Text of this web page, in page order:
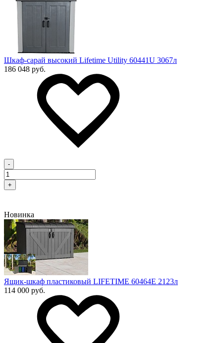
Шкаф-сарай высокий Lifetime Utility 60441U 3067л
186 048 руб.
-
+
Новинка
Ящик-шкаф пластиковый LIFETIME 60464E 2123л
114 000 руб.